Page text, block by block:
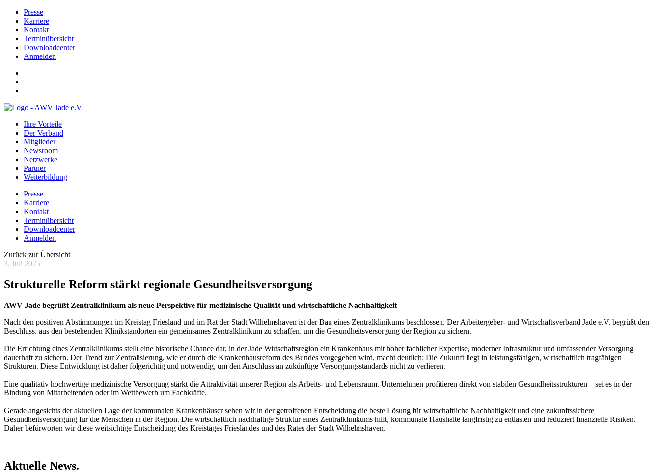
Presse
Karriere
Kontakt
Terminübersicht
Downloadcenter
Anmelden
Ihre Vorteile
Der Verband
Mitglieder
Newsroom
Netzwerke
Partner
Weiterbildung
Presse
Karriere
Kontakt
Terminübersicht
Downloadcenter
Anmelden
Zurück zur Übersicht
3. Juli 2025
Strukturelle Reform stärkt regionale Gesundheitsversorgung
AWV Jade begrüßt Zentralklinikum als neue Perspektive für medizinische Qualität und wirtschaftliche Nachhaltigkeit
Nach den positiven Abstimmungen im Kreistag Friesland und im Rat der Stadt Wilhelmshaven ist der Bau eines Zentralklinikums beschlossen. Der Arbeitergeber- und Wirtschaftsverband Jade e.V. begrüßt den
Beschluss, aus den bestehenden Klinikstandorten ein gemeinsames Zentralklinikum zu schaffen, um die Gesundheitsversorgung der Region zu sichern.
Die Errichtung eines Zentralklinikums stellt eine historische Chance dar, in der Jade Wirtschaftsregion ein Krankenhaus mit hoher fachlicher Expertise, moderner Infrastruktur und umfassender Versorgung
dauerhaft zu sichern. Der Trend zur Zentralisierung, wie er durch die Krankenhausreform des Bundes vorgegeben wird, macht deutlich: Die Zukunft liegt in leistungsfähigen, wirtschaftlich tragfähigen
Strukturen. Diese Entwicklung ist daher folgerichtig und notwendig, um den Anschluss an zukünftige Versorgungsstandards nicht zu verlieren.
Eine qualitativ hochwertige medizinische Versorgung stärkt die Attraktivität unserer Region als Arbeits- und Lebensraum. Unternehmen profitieren direkt von stabilen Gesundheitsstrukturen – sei es in der
Bindung von Mitarbeitenden oder im Wettbewerb um Fachkräfte.
Gerade angesichts der aktuellen Lage der kommunalen Krankenhäuser sehen wir in der getroffenen Entscheidung die beste Lösung für wirtschaftliche Nachhaltigkeit und eine zukunftssichere
Gesundheitsversorgung für die Menschen in der Region. Die wirtschaftlich nachhaltige Struktur eines Zentralklinikums hilft, kommunale Haushalte langfristig zu entlasten und reduziert finanzielle Risiken.
Daher befürworten wir diese weitsichtige Entscheidung des Kreistages Frieslandes und des Rates der Stadt Wilhelmshaven.
Aktuelle News.